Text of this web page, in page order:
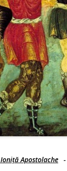
Apostolache -